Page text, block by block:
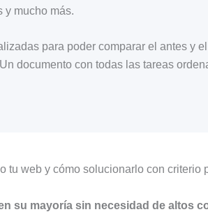
y mucho más.
para poder comparar el antes y el
documento con todas las tareas
tu web y cómo solucionarlo con criterio
su mayoría sin necesidad de altos